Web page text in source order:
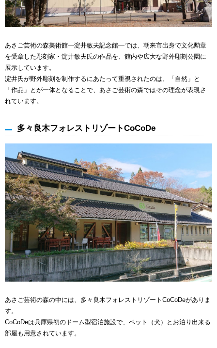
あさご芸術の森美術館―淀井敏夫記念館―では、朝来市出身で文化勲章
を受章した彫刻家・淀井敏夫氏の作品を、館内や広大な野外彫刻公園に
展示しています。
淀井氏が野外彫刻を制作するにあたって重視されたのは、「自然」と
「作品」とが一体となることで、あさご芸術の森ではその理念が表現さ
れています。
多々良木フォレストリゾートCoCoDe
あさご芸術の森の中には、多々良木フォレストリゾートCoCoDeがありま
す。
CoCoDeは兵庫県初のドーム型宿泊施設で、ペット（犬）とお泊り出来る
部屋も用意されています。